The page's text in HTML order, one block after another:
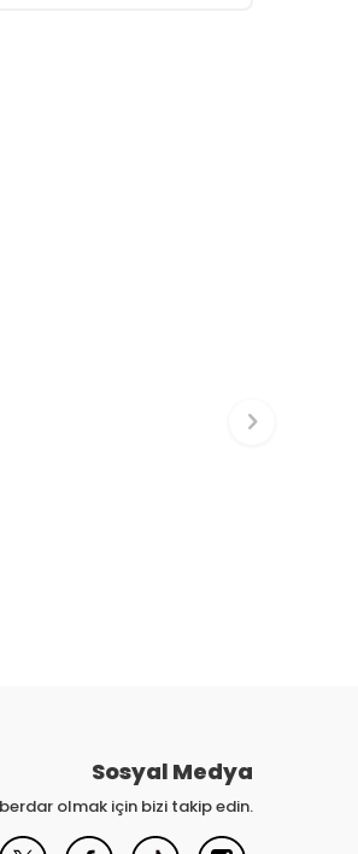
Sosyal Medya
olmak için bizi takip edin.